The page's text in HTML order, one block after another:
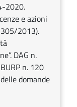
2020.
e azioni
2013).
DAG n.
n. 120
domande